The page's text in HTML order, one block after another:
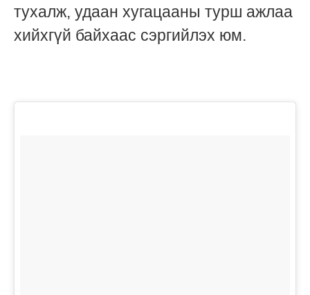
тухалж, удаан хугацааны турш ажлаа
хийхгүй байхаас сэргийлэх юм.